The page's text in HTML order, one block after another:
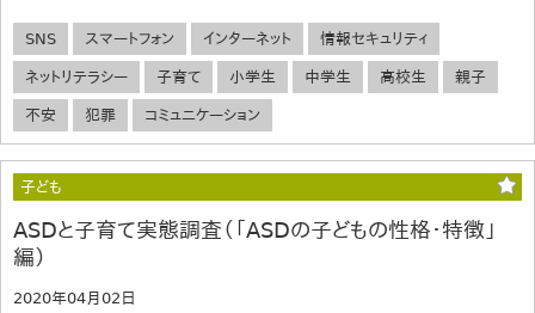
SNS スマートフォン インターネット 情報セキュリティ
ネットリテラシー 子育て 小学生 中学生 高校生 親子
不安 犯罪 コミュニケーション
子ども
ASDと子育て実態調査（「ASDの子どもの性格・特徴」
編）
2020年04月02日